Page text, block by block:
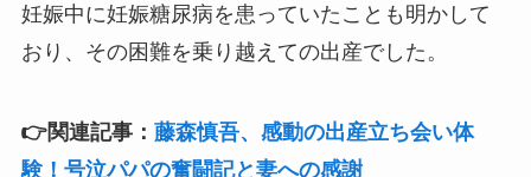
妊娠中に妊娠糖尿病を患っていたことも明かして
おり、その困難を乗り越えての出産でした。
👉関連記事： 藤森慎吾、感動の出産立ち会い体
験！号泣パパの奮闘記と妻への感謝